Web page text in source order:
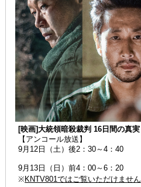
[映画]大統領暗殺裁判 16日間の真実
【アンコール放送】
9月12日（土）後2：30～4：40
9月13日（日）前4：00～6：20
※ KNTV801ではご覧いただけません